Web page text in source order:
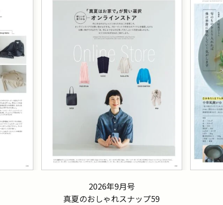
2026年9月号
真夏のおしゃれスナップ59